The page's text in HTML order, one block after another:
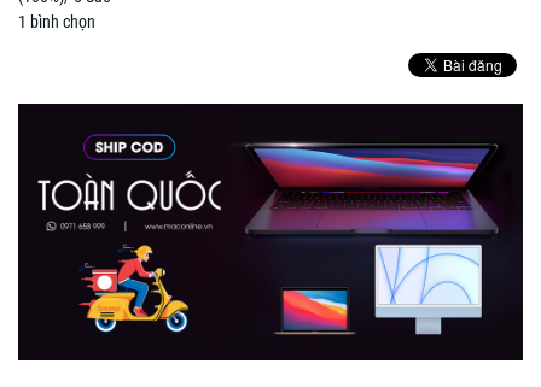
1 bình chọn